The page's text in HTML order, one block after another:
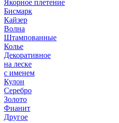
Якорное плетение
Бисмарк
Кайзер
Волна
Штампованные
Колье
Декоративное
на леске
с именем
Кулон
Серебро
Золото
Фианит
Другое